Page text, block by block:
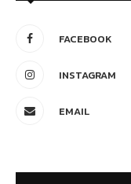
FACEBOOK
INSTAGRAM
EMAIL